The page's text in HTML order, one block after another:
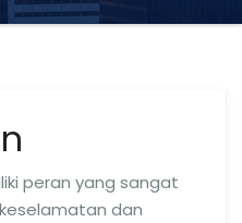
peran yang sangat
dan